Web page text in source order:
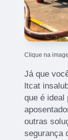
Clique na
Já que
ltcat
que é ideal
outras
segurança